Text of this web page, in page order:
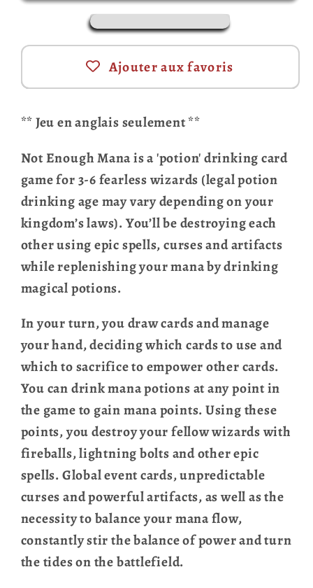
Ajouter aux favoris
** Jeu en anglais seulement **
Not Enough Mana is a 'potion' drinking card
game for 3-6 fearless wizards (legal potion
drinking age may vary depending on your
kingdom’s laws). You’ll be destroying each
other using epic spells, curses and artifacts
while replenishing your mana by drinking
magical potions.
In your turn, you draw cards and manage
your hand, deciding which cards to use and
which to sacrifice to empower other cards.
You can drink mana potions at any point in
the game to gain mana points. Using these
points, you destroy your fellow wizards with
fireballs, lightning bolts and other epic
spells. Global event cards, unpredictable
curses and powerful artifacts, as well as the
necessity to balance your mana flow,
constantly stir the balance of power and turn
the tides on the battlefield.